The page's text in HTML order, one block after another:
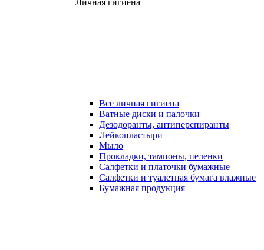
Личная гигиена
Все личная гигиена
Ватные диски и палочки
Дезодоранты, антиперспиранты
Лейкопластыри
Мыло
Прокладки, тампоны, пеленки
Салфетки и платочки бумажные
Салфетки и туалетная бумага влажные
Бумажная продукция